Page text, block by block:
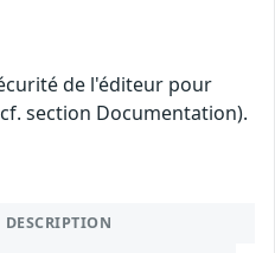
de l'éditeur pour
section Documentation).
DESCRIPTION